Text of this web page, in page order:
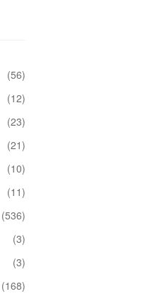
(56)
(12)
(23)
(21)
(10)
(11)
(536)
(3)
(3)
(168)